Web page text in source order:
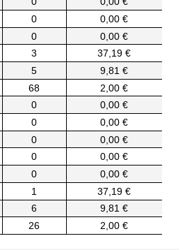
0
0,00 €
0
0,00 €
3
37,19 €
5
9,81 €
68
2,00 €
0
0,00 €
0
0,00 €
0
0,00 €
0
0,00 €
0
0,00 €
1
37,19 €
6
9,81 €
26 2,00 €